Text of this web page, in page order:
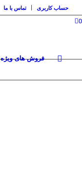
تماس با ما حساب کاربری
0
فروش های ویژه